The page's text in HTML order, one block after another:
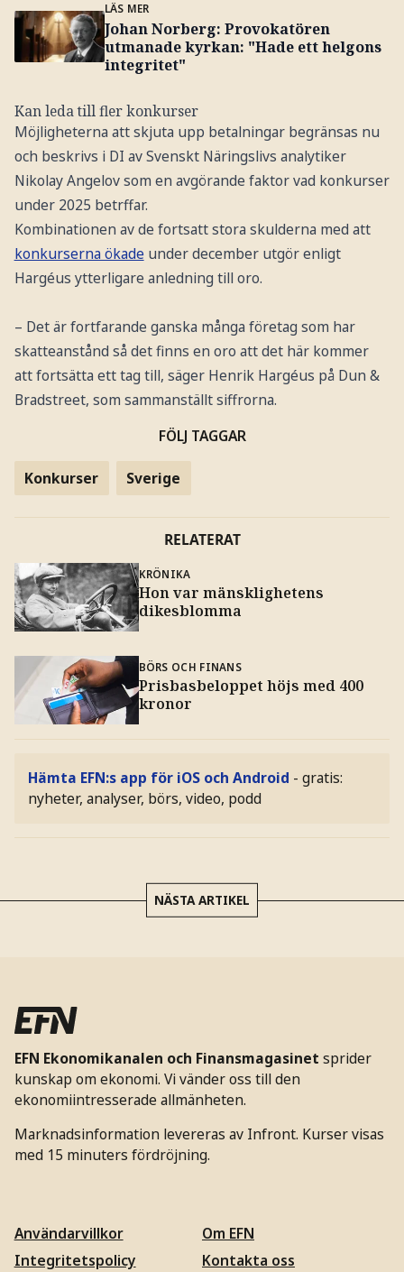
LÄS MER
Johan Norberg: Provokatören
utmanade kyrkan: "Hade ett helgons
integritet"
Kan leda till fler konkurser
Möjligheterna att skjuta upp betalningar begränsas nu
och beskrivs i DI av Svenskt Näringslivs analytiker
Nikolay Angelov som en avgörande faktor vad konkurser
under 2025 betrffar.
Kombinationen av de fortsatt stora skulderna med att
konkurserna ökadeunder december utgör enligt
Hargéus ytterligare anledning till oro.
– Det är fortfarande ganska många företag som har
skatteanstånd så det finns en oro att det här kommer
att fortsätta ett tag till, säger Henrik Hargéus på Dun &
Bradstreet, som sammanställt siffrorna.
FÖLJ TAGGAR
Konkurser Sverige
RELATERAT
KRÖNIKA
Hon var mänsklighetens
dikesblomma
BÖRS OCH FINANS
Prisbasbeloppet höjs med 400
kronor
Hämta EFN:s app för iOS och Android - gratis:
nyheter, analyser, börs, video, podd
NÄSTA ARTIKEL
EFN Ekonomikanalen och Finansmagasinet sprider
kunskap om ekonomi. Vi vänder oss till den
ekonomiintresserade allmänheten.
Marknadsinformation levereras av Infront. Kurser visas
med 15 minuters fördröjning.
Användarvillkor
Integritetspolicy
Om EFN
Kontakta oss